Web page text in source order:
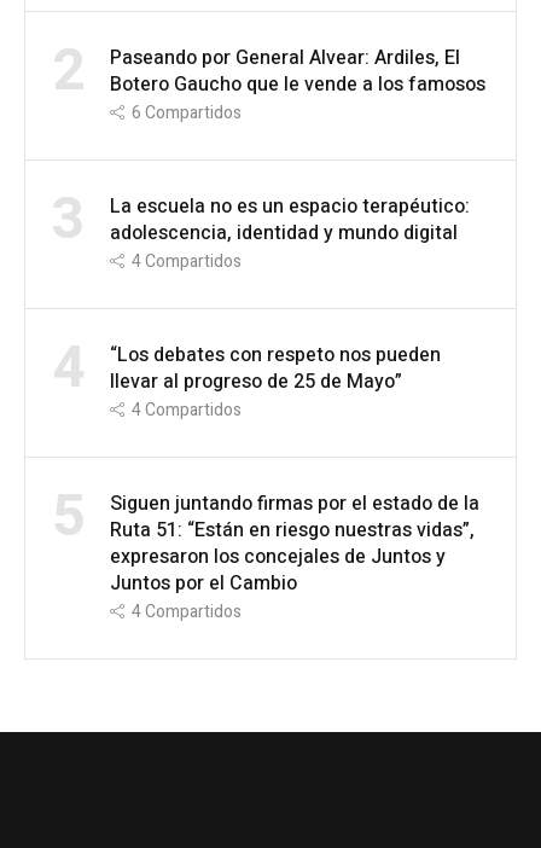
2
Paseando por General Alvear: Ardiles, El
Botero Gaucho que le vende a los famosos
6Compartidos
3
La escuela no es un espacio terapéutico:
adolescencia, identidad y mundo digital
4Compartidos
4
“Los debates con respeto nos pueden
llevar al progreso de 25 de Mayo”
4Compartidos
5
Siguen juntando firmas por el estado de la
Ruta 51: “Están en riesgo nuestras vidas”,
expresaron los concejales de Juntos y
Juntos por el Cambio
4Compartidos